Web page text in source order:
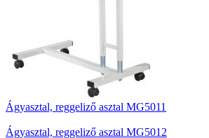
Ágyasztal, reggeliző asztal MG5011
Ágyasztal, reggeliző asztal MG5012